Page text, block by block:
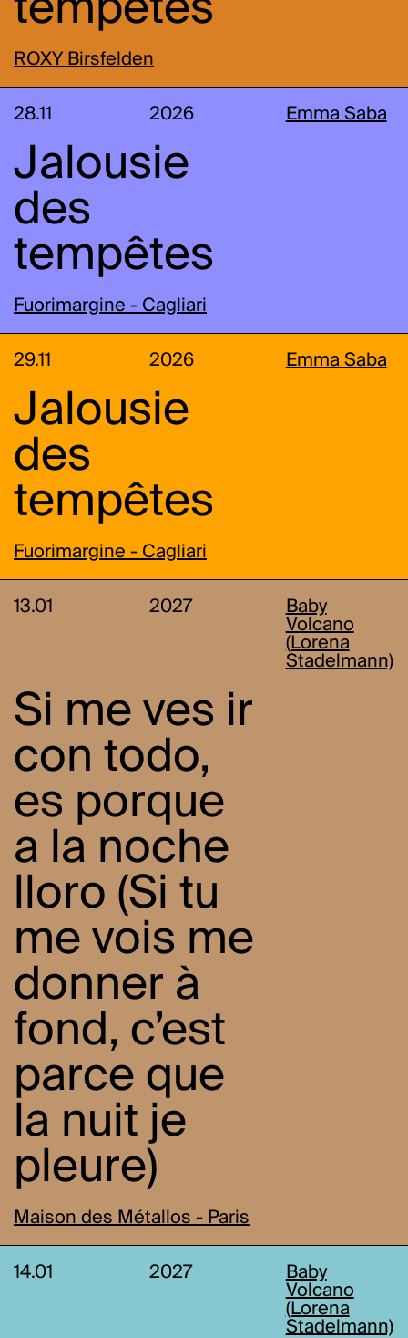
tempêtes
ROXY Birsfelden
28.11 2026 Emma Saba
Jalousie
des
tempêtes
Fuorimargine - Cagliari
29.11 2026 Emma Saba
Jalousie
des
tempêtes
Fuorimargine - Cagliari
13.01 2027
Baby
Volcano
(Lorena
Stadelmann)
Si me ves ir
con todo,
es porque
a la noche
lloro (Si tu
me vois me
donner à
fond, c’est
parce que
la nuit je
pleure)
Maison des Métallos - Paris
14.01 2027
Baby
Volcano
(Lorena
Stadelmann)